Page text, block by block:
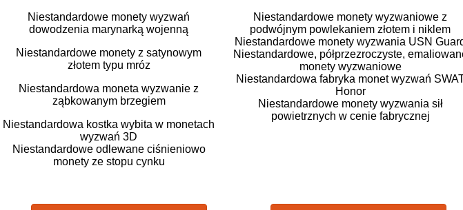
Niestandardowe monety wyzwań
dowodzenia marynarką wojenną
Niestandardowe monety z satynowym
złotem typu mróz
Niestandardowa moneta wyzwanie z
ząbkowanym brzegiem
Niestandardowa kostka wybita w monetach
wyzwań 3D
Niestandardowe odlewane ciśnieniowo
monety ze stopu cynku
Niestandardowe monety wyzwaniowe z
podwójnym powlekaniem złotem i niklem
Niestandardowe monety wyzwania USN
Niestandardowe, półprzezroczyste,
monety wyzwaniowe
Niestandardowa fabryka monet wyzwań
Honor
Niestandardowe monety wyzwania sił
powietrznych w cenie fabrycznej